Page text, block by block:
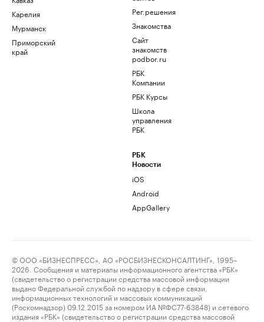
Карелия
Мурманск
Приморский
край
Рег.решения
Знакомства
Сайт
знакомств
podbor.ru
РБК
Компании
РБК Курсы
Школа
управления
РБК
РБК
Новости
iOS
Android
AppGallery
© ООО «БИЗНЕСПРЕСС», АО «РОСБИЗНЕСКОНСАЛТИНГ», 1995–
2026. Сообщения и материалы информационного агентства «РБК»
(свидетельство о регистрации средства массовой информации
выдано Федеральной службой по надзору в сфере связи,
информационных технологий и массовых коммуникаций
(Роскомнадзор) 09.12.2015 за номером ИА №ФС77-63848) и сетевого
издания «РБК» (свидетельство о регистрации средства массовой